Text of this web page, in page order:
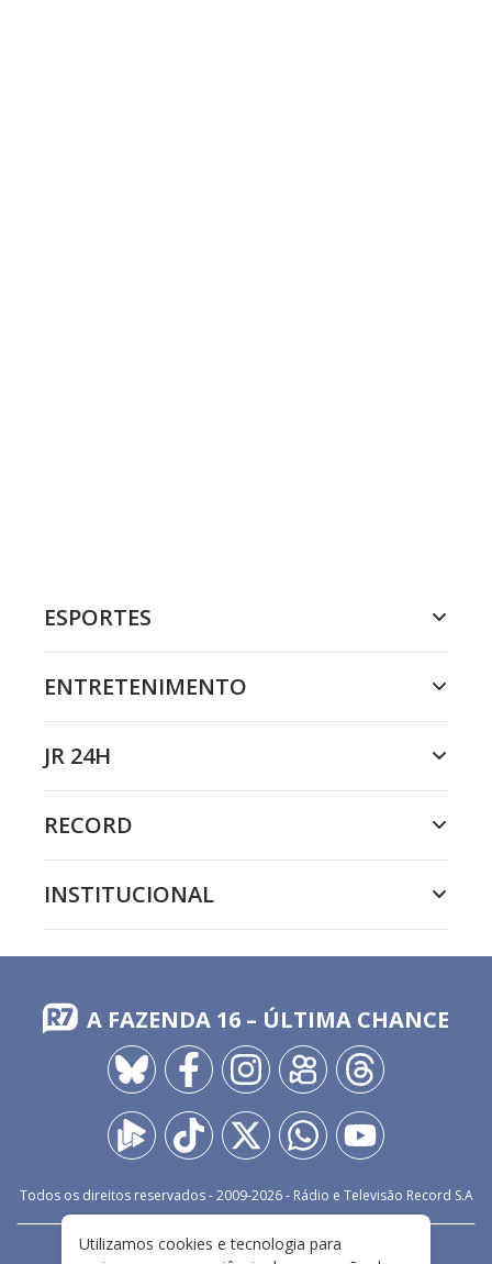
ESPORTES
ENTRETENIMENTO
JR 24H
RECORD
INSTITUCIONAL
A FAZENDA 16 – ÚLTIMA CHANCE
Todos os direitos reservados - 2009-2026- Rádio e Televisão Record S.A
FALE CONOSCO PRIVACIDADE
Utilizamos cookies e tecnologia para